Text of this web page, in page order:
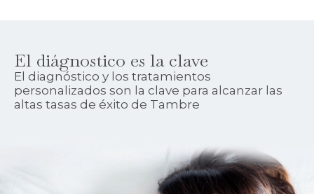
El diágnostico es la clave
El diagnóstico y los tratamientos
personalizados son la clave para alcanzar las
altas tasas de éxito de Tambre